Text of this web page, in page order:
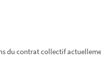
du contrat collectif